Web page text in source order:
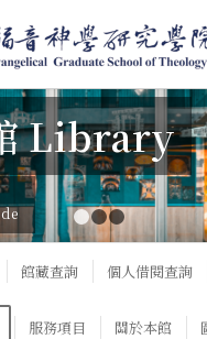
Library
下1
館藏查詢 個人借閱查詢
服務項目 關於本館